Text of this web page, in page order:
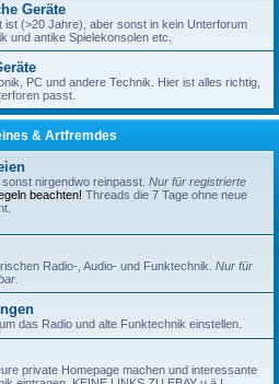
Geräte
ist (>20 Jahre), aber sonst in kein Unterforum
und antike Spielekonsolen etc.
PC und andere Technik. Hier ist alles richtig,
passt.
& Artfremdes
nirgendwo reinpasst. Nur für registrierte
beachten! Threads die 7 Tage ohne neue
Radio-, Audio- und Funktechnik. Nur für
das Radio und alte Funktechnik einstellen.
private Homepage machen und interessante